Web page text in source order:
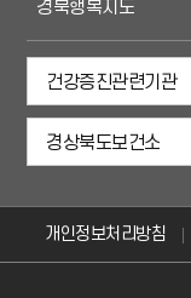
경북행복지도
건강증진관련기관
경상북도보건소
개인정보처리방침